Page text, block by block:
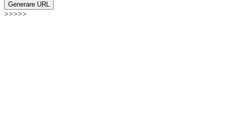
Generare URL
>>>>>